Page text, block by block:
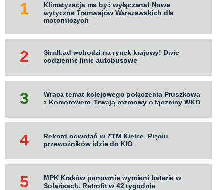
Klimatyzacja ma być wyłączana! Nowe
wytyczne Tramwajów Warszawskich dla
motorniczych
Sindbad wchodzi na rynek krajowy! Dwie
codzienne linie autobusowe
Wraca temat kolejowego połączenia Pruszkowa
z Komorowem. Trwają rozmowy o łącznicy WKD
Rekord odwołań w ZTM Kielce. Pięciu
przewoźników idzie do KIO
MPK Kraków ponownie wymieni baterie w
Solarisach. Retrofit w 42 tygodnie